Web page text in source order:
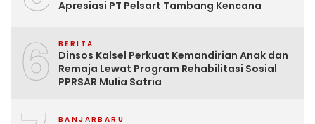
Apresiasi PT Pelsart Tambang Kencana
6 BERITA
Dinsos Kalsel Perkuat Kemandirian Anak dan
Remaja Lewat Program Rehabilitasi Sosial
PPRSAR Mulia Satria
BANJARBARU